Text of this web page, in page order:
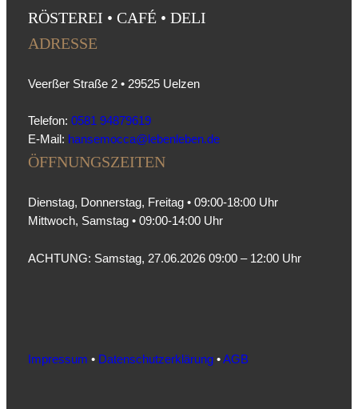
RÖSTEREI • CAFÉ • DELI
ADRESSE
Veerßer Straße 2 • 29525 Uelzen
Telefon: 0581 94879619
E-Mail: hansemocca@lebenleben.de
ÖFFNUNGSZEITEN
Dienstag, Donnerstag, Freitag • 09:00-18:00 Uhr
Mittwoch, Samstag • 09:00-14:00 Uhr
ACHTUNG: Samstag, 27.06.2026 09:00 – 12:00 Uhr
Impressum • Datenschutzerklärung•AGB